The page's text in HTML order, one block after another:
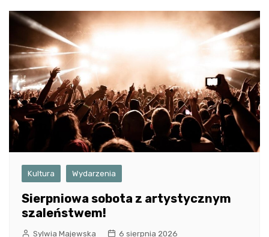
Kultura Wydarzenia
Sierpniowa sobota z artystycznym
szaleństwem!
Sylwia Majewska 6 sierpnia 2026